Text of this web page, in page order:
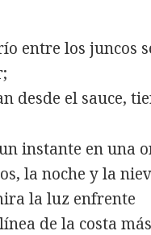
entre los juncos
desde el sauce,
instante en una
la noche y la
la luz enfrente
de la costa